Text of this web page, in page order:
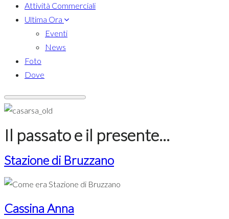
Attività Commerciali
Ultima Ora
Eventi
News
Foto
Dove
Il passato e il presente...
Stazione di Bruzzano
Cassina Anna